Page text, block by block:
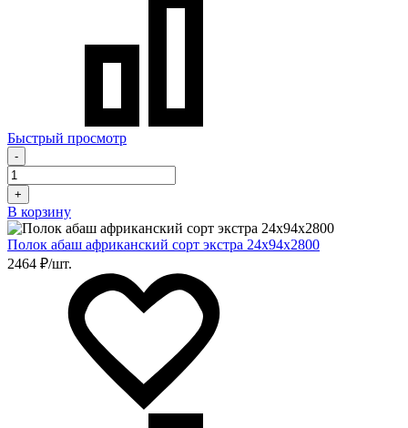
Быстрый просмотр
-
+
В корзину
Полок абаш африканский сорт экстра 24х94х2800
2464 ₽/шт.